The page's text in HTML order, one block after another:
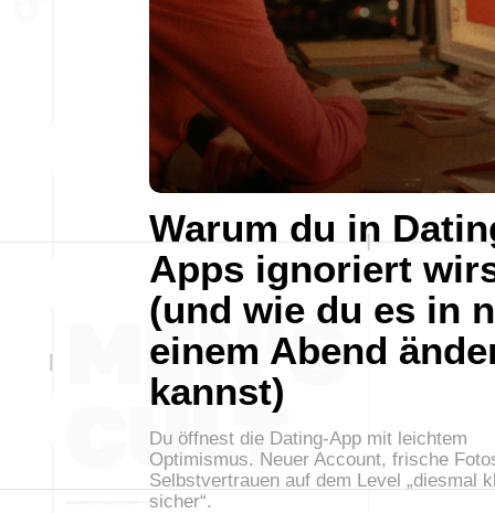
Warum du in
Apps ignoriert
(und wie du es in
einem Abend
kannst)
Du öffnest die Dating-App mit leichtem
Optimismus. Neuer Account, frische
Selbstvertrauen auf dem Level „diesmal
sicher“.